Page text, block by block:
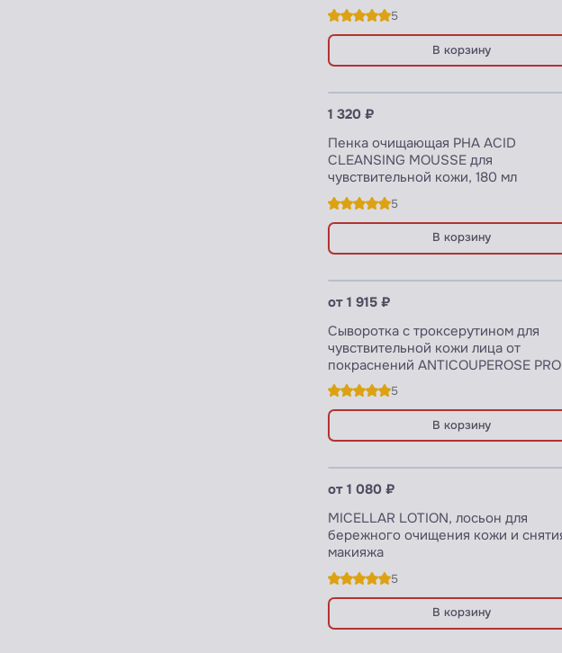
5
В корзину
1 320 ₽
Пенка очищающая PHA ACID
CLEANSING MOUSSE для
чувствительной кожи, 180 мл
5
В корзину
от 1 915 ₽
Сыворотка с троксерутином для
чувствительной кожи лица от
покраснений ANTICOUPEROSE PRO
5
В корзину
от 1 080 ₽
MICELLAR LOTION, лосьон для
бережного очищения кожи и снятия
макияжа
5
В корзину